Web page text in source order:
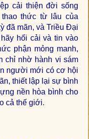
cải thiện đời sống
thức từ lâu của
đã mãn, và Triều Đại
hối cải và tin vào
phận mỏng manh,
chỉ nhờ hành vi sám
người mới có cơ hội
thiết lập lại sự bình
nền hòa bình cho
cả thế giới.